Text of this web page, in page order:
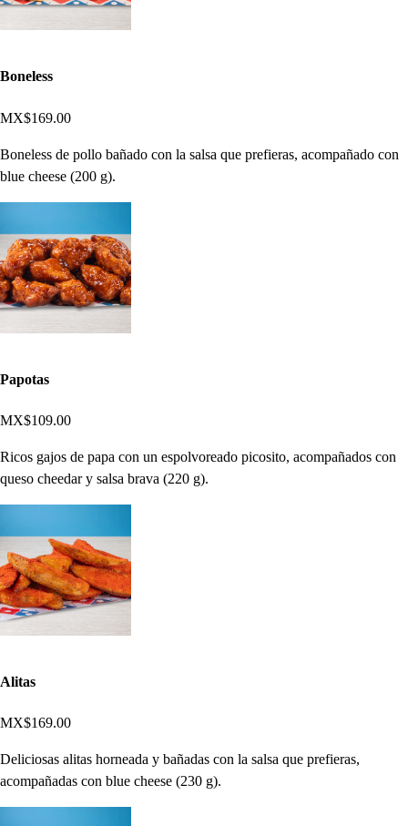
Boneless
MX$169.00
Boneless de pollo bañado con la salsa que prefieras, acompañado con
blue cheese (200 g).
Papotas
MX$109.00
Ricos gajos de papa con un espolvoreado picosito, acompañados con
queso cheedar y salsa brava (220 g).
Alitas
MX$169.00
Deliciosas alitas horneada y bañadas con la salsa que prefieras,
acompañadas con blue cheese (230 g).